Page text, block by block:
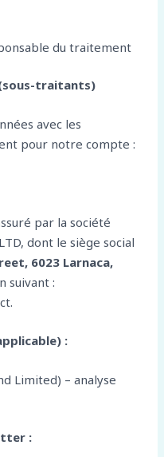
du traitement
traitants)
avec les
pour notre compte :
par la société
dont le siège social
6023 Larnaca,
suivant :
:
Limited) – analyse
: